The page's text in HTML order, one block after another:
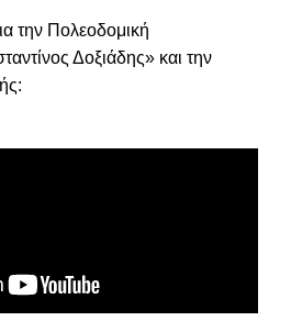
την Πολεοδομική
Δοξιάδης» και την